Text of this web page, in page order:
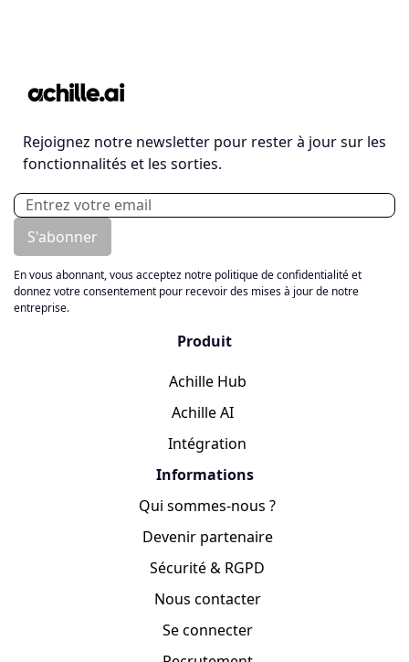
Rejoignez notre newsletter pour rester à jour sur les
fonctionnalités et les sorties.
En vous abonnant, vous acceptez notre politique de confidentialité et
donnez votre consentement pour recevoir des mises à jour de notre
entreprise.
Produit
Achille Hub
Achille AI
Intégration
Informations
Qui sommes-nous ?
Devenir partenaire
Sécurité & RGPD
Nous contacter
Se connecter